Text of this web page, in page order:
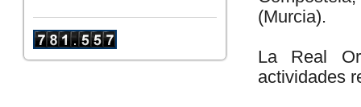
(Murcia).
La Real
actividades